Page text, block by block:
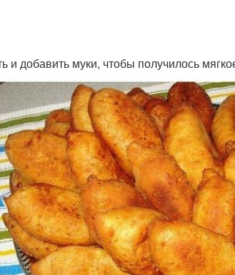
и добавить муки, чтобы получилось